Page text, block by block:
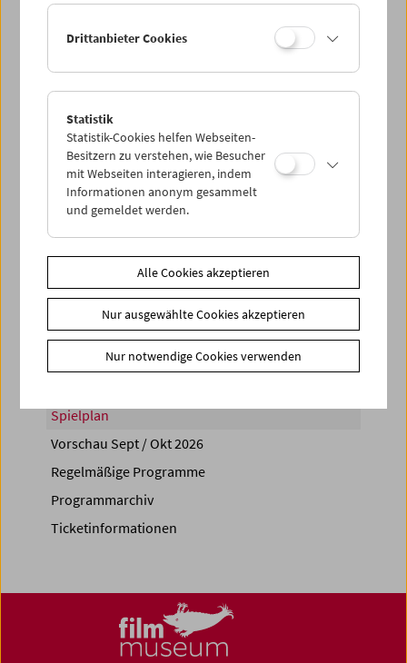
Sa 18.9.
PROGRAMM ÜBERBLICK
Share on
Spielplan
Vorschau Sept / Okt 2026
Regelmäßige Programme
Programmarchiv
Ticketinformationen
Drittanbieter Cookies
Statistik
Statistik-Cookies helfen Webseiten-
Besitzern zu verstehen, wie Besucher
mit Webseiten interagieren, indem
Informationen anonym gesammelt
und gemeldet werden.
Alle Cookies akzeptieren
Nur ausgewählte Cookies akzeptieren
Nur notwendige Cookies verwenden